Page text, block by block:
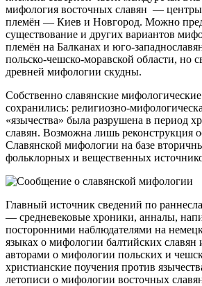
мифология восточных славян — центры
племён — Киев и Новгород. Можно
существование и других вариантов
племён на Балканах и юго-
польско-чешско-моравской области, но
древней мифологии скудны.
Собственно славянские
сохранились: религиозно-
«язычества» была разрушена в период
славян. Возможна лишь реконструкция
Славянской мифологии на базе
фольклорных и вещественных
Главный источник сведений по
— средневековые хроники, анналы,
посторонними наблюдателями на
языках о мифологии балтийских славян
авторами о мифологии польских и
христианские поучения против
летописи о мифологии восточных